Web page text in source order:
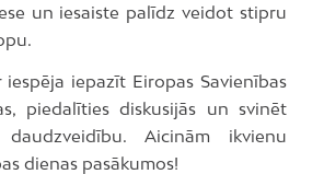
un iesaiste palīdz veidot stipru
iepazīt Eiropas Savienības
piedalīties diskusijās un svinēt
Aicinām ikvienu
dienas pasākumos!